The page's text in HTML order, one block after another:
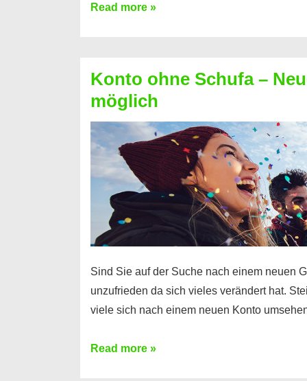
Mit
Sie
einen
Kredit
ohne
Einkommensnachweis
Read more »
Konto ohne Schufa –
möglich
Sind Sie auf der Suche nach einem neuen
unzufrieden da sich vieles verändert hat.
viele sich nach einem neuen Konto
Konto
Read more »